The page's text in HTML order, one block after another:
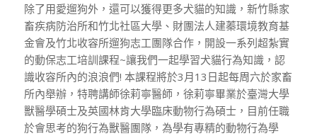
除了用愛遛狗外，還可以獲得更多犬貓的知識，新竹縣家
畜疾病防治所和竹北社區大學、財團法人建蓁環境教育基
金會及竹北收容所遛狗志工團隊合作，開設一系列超紮實
的動保志工培訓課程~讓我們一起學習犬貓行為知識，認
識收容所內的浪浪們! 本課程將於3月13日起每周六於家畜
所內舉辦，特聘講師徐莉寧醫師，徐莉寧畢業於臺灣大學
獸醫學碩士及英國林肯大學臨床動物行為碩士，目前任職
於會思考的狗行為獸醫團隊，為學有專精的動物行為學